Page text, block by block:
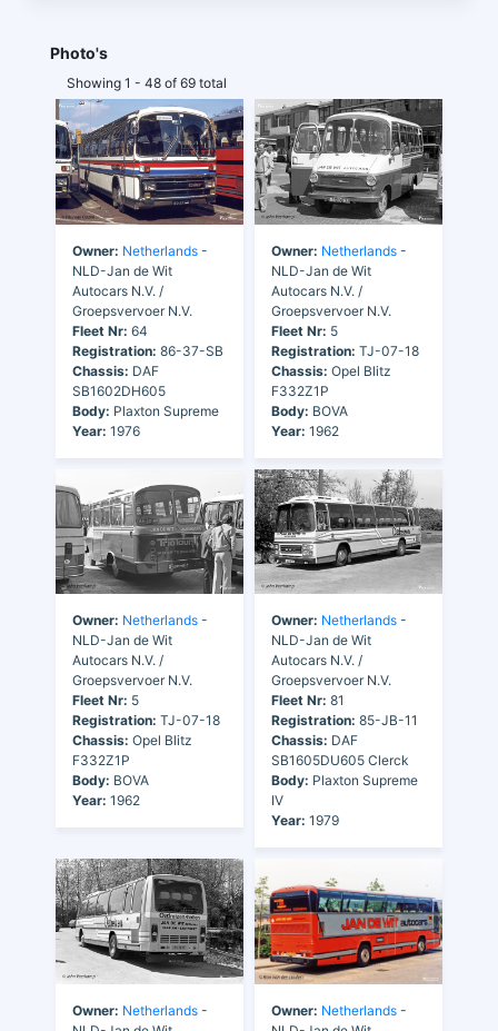
Photo's
Showing 1 - 48 of 69 total
Owner: Netherlands -
NLD-Jan de Wit
Autocars N.V. /
Groepsvervoer N.V.
Fleet Nr: 64
Registration: 86-37-SB
Chassis: DAF
SB1602DH605
Body: Plaxton Supreme
Year: 1976
Owner: Netherlands -
NLD-Jan de Wit
Autocars N.V. /
Groepsvervoer N.V.
Fleet Nr: 5
Registration: TJ-07-18
Chassis: Opel Blitz
F332Z1P
Body: BOVA
Year: 1962
Owner: Netherlands -
NLD-Jan de Wit
Autocars N.V. /
Groepsvervoer N.V.
Fleet Nr: 5
Registration: TJ-07-18
Chassis: Opel Blitz
F332Z1P
Body: BOVA
Year: 1962
Owner: Netherlands -
NLD-Jan de Wit
Autocars N.V. /
Groepsvervoer N.V.
Fleet Nr: 81
Registration: 85-JB-11
Chassis: DAF
SB1605DU605 Clerck
Body: Plaxton Supreme
IV
Year: 1979
Owner: Netherlands -
Owner: Netherlands -